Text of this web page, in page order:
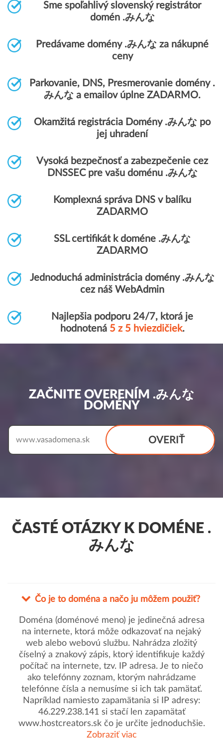
Sme spoľahlivý slovenský registrátor
domén .みんな
Predávame domény .みんな za nákupné
ceny
Parkovanie, DNS, Presmerovanie domény .
みんな a emailov úplne ZADARMO.
Okamžitá registrácia Domény .みんな po
jej uhradení
Vysoká bezpečnosť a zabezpečenie cez
DNSSEC pre vašu doménu .みんな
Komplexná správa DNS v balíku
ZADARMO
SSL certifikát k doméne .みんな
ZADARMO
Jednoduchá administrácia domény .みんな
cez náš WebAdmin
Najlepšia podporu 24/7, ktorá je
hodnotená 5 z 5 hviezdičiek.
ZAČNITE OVERENÍM .みんな
DOMÉNY
OVERIŤ
www.
ČASTÉ OTÁZKY K DOMÉNE .
みんな
Čo je to doména a načo ju môžem použiť?
Doména (doménové meno) je jedinečná adresa
na internete, ktorá môže odkazovať na nejaký
web alebo webovú službu. Nahrádza zložitý
číselný a znakový zápis, ktorý identifikuje každý
počítač na internete, tzv. IP adresa. Je to niečo
ako telefónny zoznam, ktorým nahrádzame
telefónne čísla a nemusíme si ich tak pamätať.
Napríklad namiesto zapamätania si IP adresy:
46.229.238.141 si stačí len zapamätať
www.hostcreators.sk čo je určite jednoduchšie.
Zobraziť viac